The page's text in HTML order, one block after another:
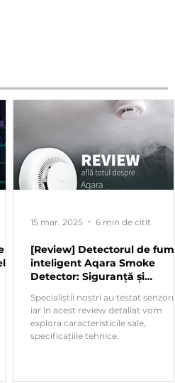
[Review] Detectorul de fum
inteligent Aqara Smoke
Detector: Siguranță și
Specialiștii noștri au testat senzorul
iar în acest review detaliat vom
explora caracteristicile sale,
specificațiile tehnice.
15 mar. 2025 6 min de citit